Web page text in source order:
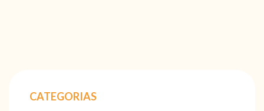
CATEGORIAS